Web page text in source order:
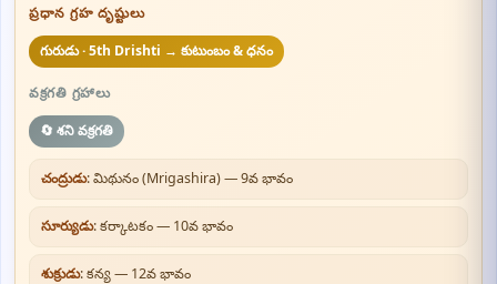
ప్రధాన గ్రహ దృష్టులు
గురుడు · 5th Drishti → కుటుంబం & ధనం
వక్రగతి గ్రహాలు
🔄 శని వక్రగతి
చంద్రుడు: మిథునం (Mrigashira) — 9వ భావం
సూర్యుడు: కర్కాటకం — 10వ భావం
శుక్రుడు: కన్య — 12వ భావం